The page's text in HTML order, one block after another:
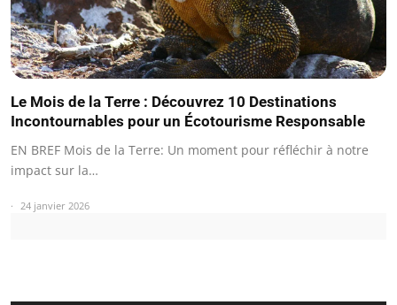
Le Mois de la Terre : Découvrez 10 Destinations
Incontournables pour un Écotourisme Responsable
EN BREF Mois de la Terre: Un moment pour réfléchir à notre
impact sur la…
24 janvier 2026